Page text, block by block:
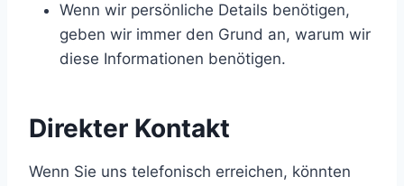
Wenn wir persönliche Details benötigen,
geben wir immer den Grund an, warum wir
diese Informationen benötigen.
Direkter Kontakt
Wenn Sie uns telefonisch erreichen, könnten